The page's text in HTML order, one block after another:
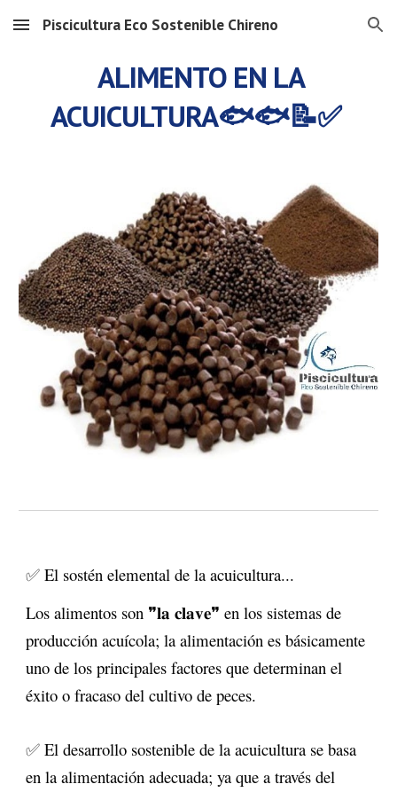
Skip to main content Skip to navigation
Piscicultura Eco Sostenible Chireno
ALIMENTO EN LA
ACUICULTURA🐟🐟📝✅
✅ El sostén elemental de la acuicultura...
Los alimentos son ❞𝐥𝐚 𝐜𝐥𝐚𝐯𝐞❞ en los sistemas de
producción acuícola; la alimentación es básicamente
uno de los principales factores que determinan el
éxito o fracaso del cultivo de peces.
✅ El desarrollo sostenible de la acuicultura se basa
en la alimentación adecuada; ya que a través del